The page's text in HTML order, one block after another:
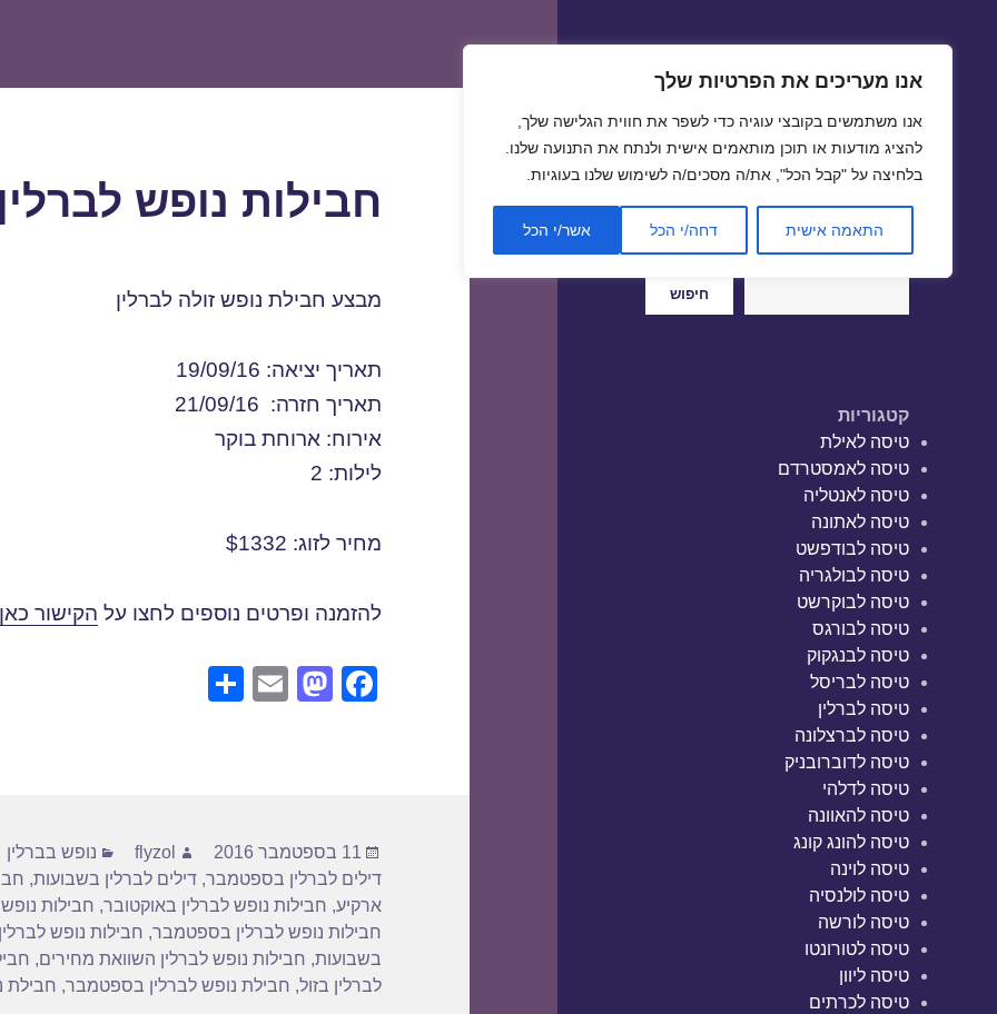
אנו מעריכים את הפרטיות שלך
אנו משתמשים בקובצי עוגיה כדי לשפר את חווית הגלישה שלך,
להציג מודעות או תוכן מותאמים אישית ולנתח את התנועה שלנו.
בלחיצה על "קבל הכל", את/ה מסכים/ה לשימוש שלנו בעוגיות.
התאמה אישית דחה/י הכל אשר/י הכל
טיסה זולה | טיסות זולות
חיפוש
חיפוש
קטגוריות
טיסה לאילת
טיסה לאמסטרדם
טיסה לאנטליה
טיסה לאתונה
טיסה לבודפשט
טיסה לבולגריה
טיסה לבוקרשט
טיסה לבורגס
טיסה לבנגקוק
טיסה לבריסל
טיסה לברלין
טיסה לברצלונה
טיסה לדוברובניק
טיסה לדלהי
טיסה להאוונה
טיסה להונג קונג
טיסה לוינה
טיסה לולנסיה
טיסה לורשה
טיסה לטורונטו
טיסה ליוון
טיסה לכרתים
חבילות נופש לברלין 19/09/
מבצע חבילת נופש זולה לברלין
תאריך יציאה: 19/09/16
תאריך חזרה: 21/09/16
אירוח: ארוחת בוקר
לילות: 2
מחיר לזוג: $1332
להזמנה ופרטים נוספים לחצו על הקישור
F
o
o
k
M
o
n
E
פורסם
בתאריך
11 בספטמבר 2016 מחבר
flyzol קטגוריות
נופש בברלין
דילים לברלין בספטמבר,דילים לברלין בשבועות,
ארקיע, חבילות נופש לברלין באוקטובר, חבילות
חבילות נופש לברלין בספטמבר, חבילות נופש
בשבועות, חבילות נופש לברלין השוואת מחירים,
לברלין בזול, חבילת נופש לברלין בספטמבר, חבילת